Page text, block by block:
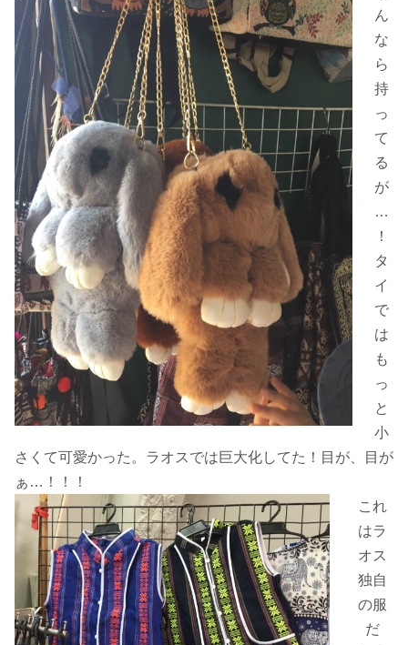
ん
な
ら
持
っ
て
る
が
…
！
タ
イ
で
は
も
っ
と
小
さくて可愛かった。ラオスでは巨大化してた！目が、目が
ぁ…！！！
これ
はラ
オス
独自
の服
だ